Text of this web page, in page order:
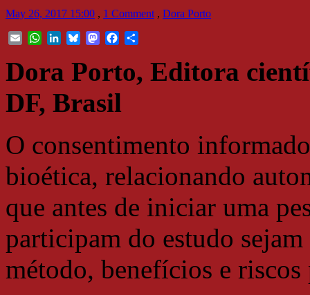
May 26, 2017 15:00 , 1 Comment , Dora Porto
Email WhatsApp
LinkedInBlueskyMastodonFacebook
Dora Porto, Editora
DF, Brasil
O consentimento
bioética, relacionando
que antes de iniciar uma
participam do estudo
método, benefícios e riscos